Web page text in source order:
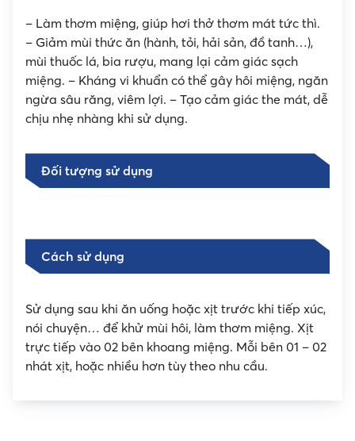
– Làm thơm miệng, giúp hơi thở thơm mát tức thì.
– Giảm mùi thức ăn (hành, tỏi, hải sản, đồ tanh…),
mùi thuốc lá, bia rượu, mang lại cảm giác sạch
miệng. – Kháng vi khuẩn có thể gây hôi miệng, ngăn
ngừa sâu răng, viêm lợi. – Tạo cảm giác the mát, dễ
chịu nhẹ nhàng khi sử dụng.
Đối tượng sử dụng
Cách sử dụng
Sử dụng sau khi ăn uống hoặc xịt trước khi tiếp xúc,
nói chuyện… để khử mùi hôi, làm thơm miệng. Xịt
trực tiếp vào 02 bên khoang miệng. Mỗi bên 01 – 02
nhát xịt, hoặc nhiều hơn tùy theo nhu cầu.